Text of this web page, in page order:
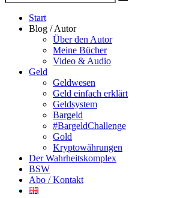
nach
Suche
Start
Blog / Autor
Über den Autor
Meine Bücher
Video & Audio
Geld
Geldwesen
Geld einfach erklärt
Geldsystem
Bargeld
#BargeldChallenge
Gold
Kryptowährungen
Der Wahrheitskomplex
BSW
Abo / Kontakt